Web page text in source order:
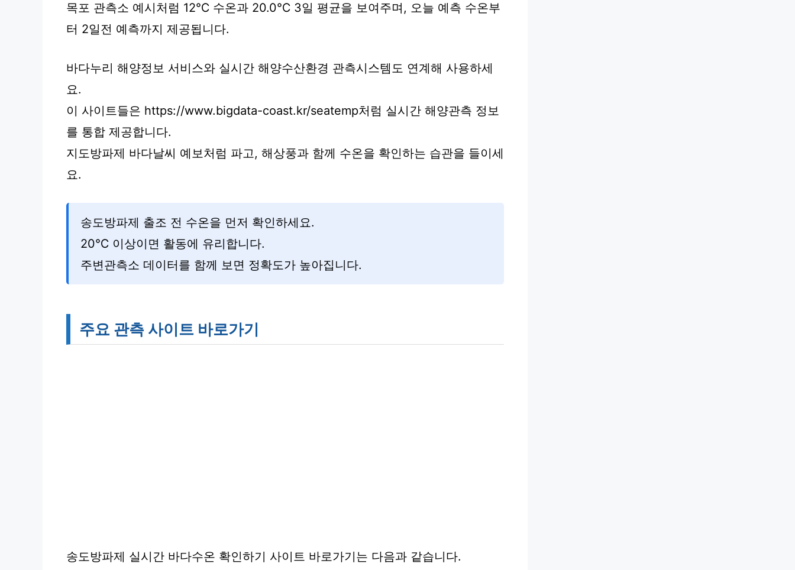
목포 관측소 예시처럼 12℃ 수온과 20.0℃ 3일 평균을 보여주며, 오늘 예측 수온부
터 2일전 예측까지 제공됩니다.
바다누리 해양정보 서비스와 실시간 해양수산환경 관측시스템도 연계해 사용하세
요.
이 사이트들은 https://www.bigdata-coast.kr/seatemp처럼 실시간 해양관측 정보
를 통합 제공합니다.
지도방파제 바다날씨 예보처럼 파고, 해상풍과 함께 수온을 확인하는 습관을 들이세
요.
송도방파제 출조 전 수온을 먼저 확인하세요.
20℃ 이상이면 활동에 유리합니다.
주변관측소 데이터를 함께 보면 정확도가 높아집니다.
주요 관측 사이트 바로가기
송도방파제 실시간 바다수온 확인하기 사이트 바로가기는 다음과 같습니다.